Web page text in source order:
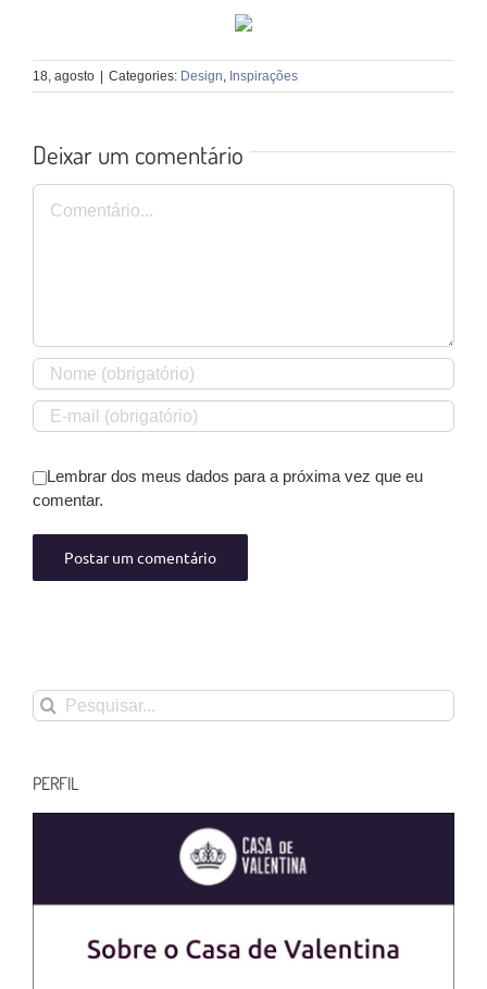
18, agosto Categories: Design, Inspirações
Deixar um comentário
Comentário
Lembrar dos meus dados para a próxima vez que eu
comentar.
Buscar
resultados
PERFIL